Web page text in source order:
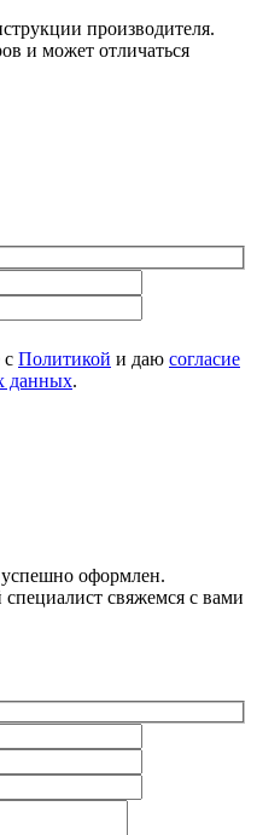
производителя.
и может отличаться
с Политикой и даю согласие
данных.
оформлен.
свяжемся с вами